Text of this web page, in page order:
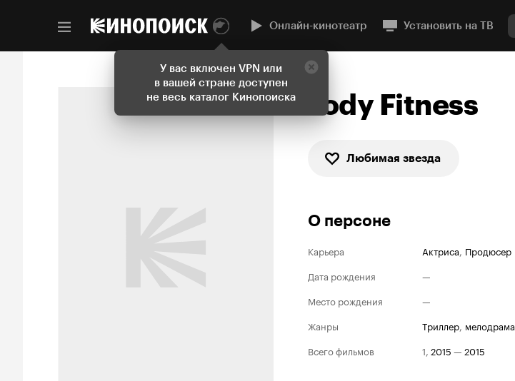
У вас включен VPN или
в вашей стране доступен
не весь каталог Кинопоиска
Онлайн-кинотеатр Установить на ТВ
Jody Fitness
Любимая звезда
О персоне
Карьера Актриса, Продюсер
Дата рождения
—
Место рождения
—
Жанры
триллер, мелодрама
Всего фильмов
1, 2015 — 2015